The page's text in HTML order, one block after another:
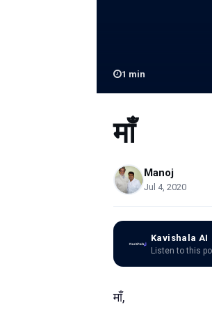
1 min
माँ
Manoj
Jul 4, 2020
Kavishala AI
Listen to this
माँ,